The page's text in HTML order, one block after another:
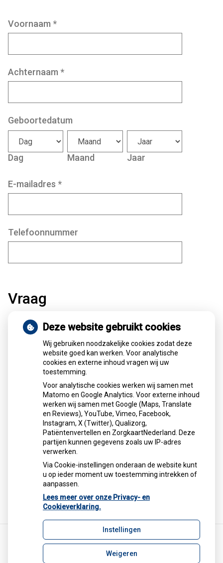
Voornaam *
Achternaam *
Geboortedatum
Dag Maand Jaar
E-mailadres *
Telefoonnummer
Vraag
Onderwerp*
Volgende
Deze website gebruikt cookies
Wij gebruiken noodzakelijke cookies zodat deze
website goed kan werken. Voor analytische
cookies en externe inhoud vragen wij uw
toestemming.
Voor analytische cookies werken wij samen met
Matomo en Google Analytics. Voor externe inhoud
werken wij samen met Google (Maps, Translate
en Reviews), YouTube, Vimeo, Facebook,
Instagram, X (Twitter), Qualizorg,
Patiëntenvertellen en ZorgkaartNederland. Deze
partijen kunnen gegevens zoals uw IP-adres
verwerken.
Via Cookie-instellingen onderaan de website kunt
u op ieder moment uw toestemming intrekken of
aanpassen.
Lees meer over onze Privacy- en
Cookieverklaring.
Instellingen
Weigeren